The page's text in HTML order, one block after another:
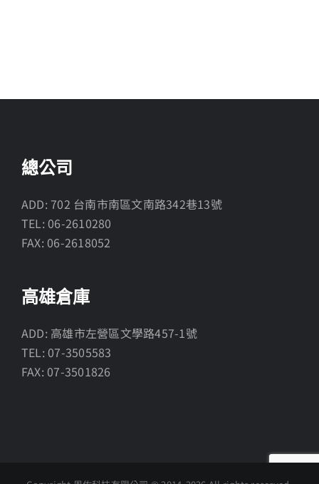
總公司
ADD: 702 台南市南區文南路342巷13號
TEL: 06-2610280
FAX: 06-2618052
高雄倉庫
ADD: 高雄市左營區文學路457-1號
TEL: 07-3505583
FAX: 07-3501826